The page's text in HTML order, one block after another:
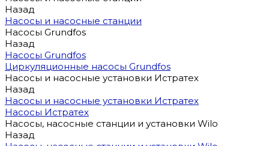
Назад
Насосы и насосные станции
Насосы Grundfos
Назад
Насосы Grundfos
Циркуляционные насосы Grundfos
Насосы и насосные установки Истратех
Назад
Насосы и насосные установки Истратех
Насосы Истратех
Насосы, насосные станции и установки Wilo
Назад